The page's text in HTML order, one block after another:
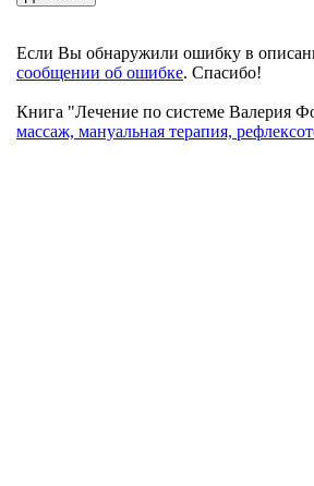
Если Вы обнаружили ошибку в
сообщении об ошибке. Спасибо!
Книга "Лечение по системе Валерия
массаж, мануальная терапия,